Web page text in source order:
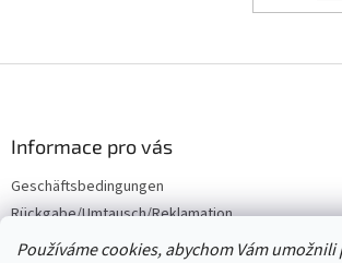
Používáme cookies, abychom Vám
l
Informace pro vás
Geschäftsbedingungen
Rückgabe/Umtausch/Reklamation
Großhandel